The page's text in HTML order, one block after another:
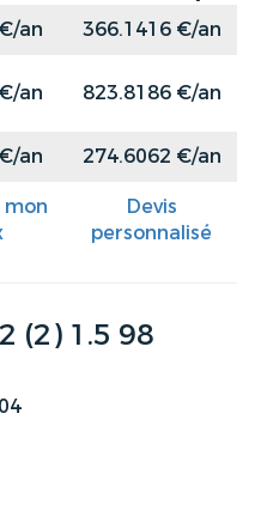
an
366.1416 €/an
an 823.8186 €/an
an 274.6062 €/an
Devis
personnalisé
(2) 1.5 98